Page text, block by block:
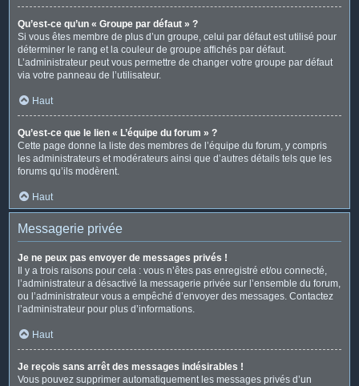
Qu’est-ce qu’un « Groupe par défaut » ?
Si vous êtes membre de plus d’un groupe, celui par défaut est utilisé pour
déterminer le rang et la couleur de groupe affichés par défaut.
L’administrateur peut vous permettre de changer votre groupe par défaut
via votre panneau de l’utilisateur.
Haut
Qu’est-ce que le lien « L’équipe du forum » ?
Cette page donne la liste des membres de l’équipe du forum, y compris
les administrateurs et modérateurs ainsi que d’autres détails tels que les
forums qu’ils modèrent.
Haut
Messagerie privée
Je ne peux pas envoyer de messages privés !
Il y a trois raisons pour cela : vous n’êtes pas enregistré et/ou connecté,
l’administrateur a désactivé la messagerie privée sur l’ensemble du forum,
ou l’administrateur vous a empêché d’envoyer des messages. Contactez
l’administrateur pour plus d’informations.
Haut
Je reçois sans arrêt des messages indésirables !
Vous pouvez supprimer automatiquement les messages privés d’un